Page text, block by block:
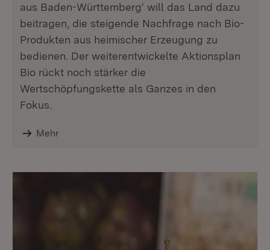
aus Baden-Württemberg‘ will das Land dazu
beitragen, die steigende Nachfrage nach Bio-
Produkten aus heimischer Erzeugung zu
bedienen. Der weiterentwickelte Aktionsplan
Bio rückt noch stärker die
Wertschöpfungskette als Ganzes in den
Fokus.
Mehr